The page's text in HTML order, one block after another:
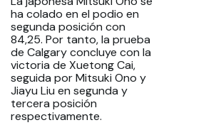
ha colado en el podio en
segunda posición con
84,25. Por tanto, la prueba
de Calgary concluye con la
victoria de Xuetong Cai,
seguida por Mitsuki Ono y
Jiayu Liu en segunda y
tercera posición
respectivamente.